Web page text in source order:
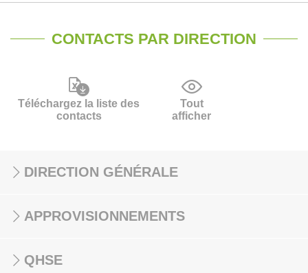
CONTACTS PAR DIRECTION
Téléchargez la liste des
contacts
Tout
afficher
DIRECTION GÉNÉRALE
APPROVISIONNEMENTS
QHSE